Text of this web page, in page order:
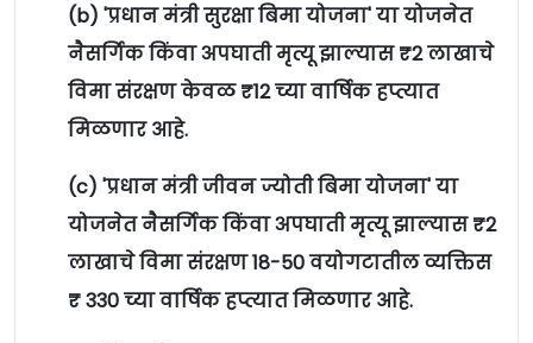
(b) 'प्रधान मंत्री सुरक्षा बिमा योजना' या योजनेत
नैसर्गिक किंवा अपघाती मृत्यू झाल्यास ₹2 लाखाचे
विमा संरक्षण केवळ ₹12 च्या वार्षिक हप्त्यात
मिळणार आहे.
(c) 'प्रधान मंत्री जीवन ज्योती बिमा योजना' या
योजनेत नैसर्गिक किंवा अपघाती मृत्यू झाल्यास ₹2
लाखाचे विमा संरक्षण 18-50 वयोगटातील व्यक्तिस
₹ 330 च्या वार्षिक हप्त्यात मिळणार आहे.